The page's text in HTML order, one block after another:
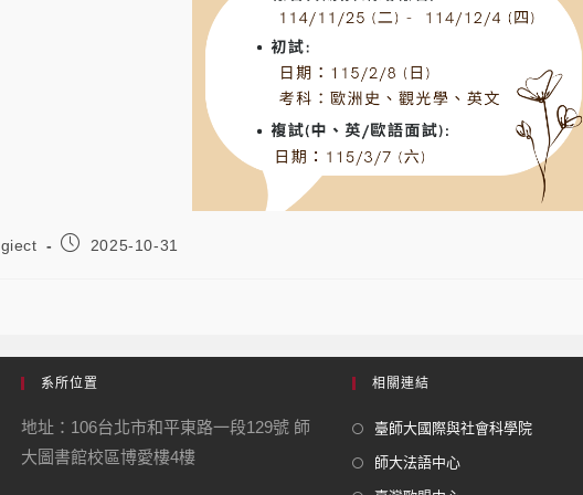
giect 2025-10-31
系所位置
地址：106台北市和平東路一段129號 師
大圖書館校區博愛樓4樓
相關連結
臺師大國際與社會科學院
師大法語中心